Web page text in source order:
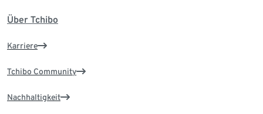
Über Tchibo
Karriere
Tchibo Community
Nachhaltigkeit